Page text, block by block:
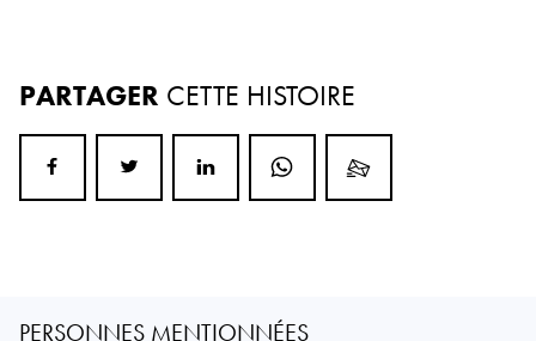
PARTAGER CETTE HISTOIRE
PERSONNES MENTIONNÉES